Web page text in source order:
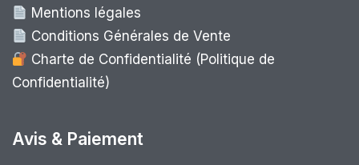
Mentions légales
Conditions Générales de Vente
Charte de Confidentialité (Politique de
Confidentialité)
Avis & Paiement